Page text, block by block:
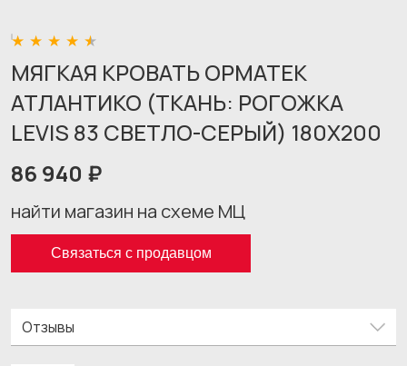
МЯГКАЯ КРОВАТЬ ОРМАТЕК
АТЛАНТИКО (ТКАНЬ: РОГОЖКА
LEVIS 83 СВЕТЛО-СЕРЫЙ) 180X200
86 940 ₽
найти магазин на схеме МЦ
Связаться с продавцом
Отзывы